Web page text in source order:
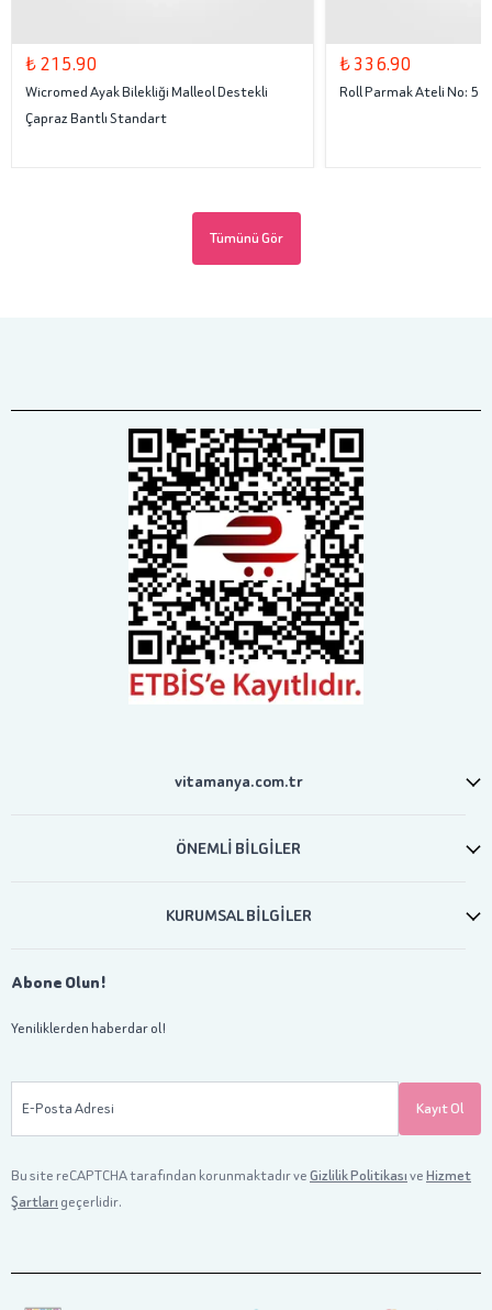
₺ 215.90
Wicromed Ayak Bilekliği Malleol Destekli
Çapraz Bantlı Standart
₺ 336.90
Roll Parmak Ateli No: 5
Tümünü Gör
vitamanya.com.tr
ÖNEMLİ BİLGİLER
KURUMSAL BİLGİLER
Abone Olun!
Yeniliklerden haberdar ol!
E-Posta Adresi Kayıt Ol
Bu site reCAPTCHA tarafından korunmaktadır veGizlilik PolitikasıveHizmet
Şartları geçerlidir.